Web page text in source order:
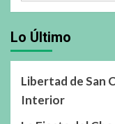
Lo Último
Libertad de San
Interior